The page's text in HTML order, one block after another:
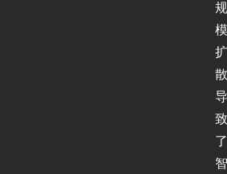
规
模
扩
散
导
致
了
智